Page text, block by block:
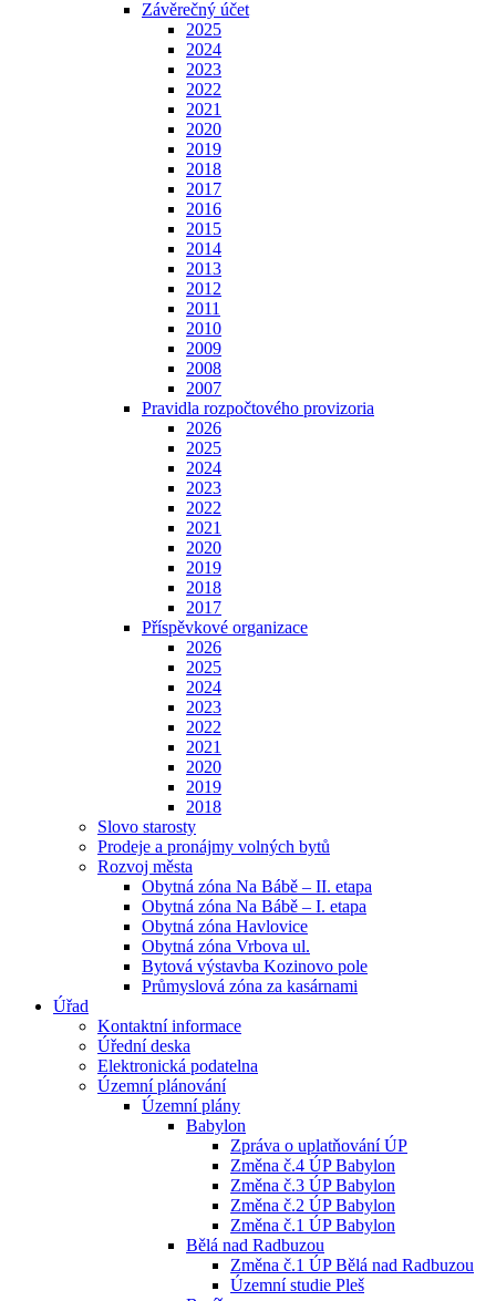
Závěrečný účet
2025
2024
2023
2022
2021
2020
2019
2018
2017
2016
2015
2014
2013
2012
2011
2010
2009
2008
2007
Pravidla rozpočtového provizoria
2026
2025
2024
2023
2022
2021
2020
2019
2018
2017
Příspěvkové organizace
2026
2025
2024
2023
2022
2021
2020
2019
2018
Slovo starosty
Prodeje a pronájmy volných bytů
Rozvoj města
Obytná zóna Na Bábě – II. etapa
Obytná zóna Na Bábě – I. etapa
Obytná zóna Havlovice
Obytná zóna Vrbova ul.
Bytová výstavba Kozinovo pole
Průmyslová zóna za kasárnami
Úřad
Kontaktní informace
Úřední deska
Elektronická podatelna
Územní plánování
Územní plány
Babylon
Zpráva o uplatňování ÚP
Změna č.4 ÚP Babylon
Změna č.3 ÚP Babylon
Změna č.2 ÚP Babylon
Změna č.1 ÚP Babylon
Bělá nad Radbuzou
Změna č.1 ÚP Bělá nad Radbuzou
Územní studie Pleš